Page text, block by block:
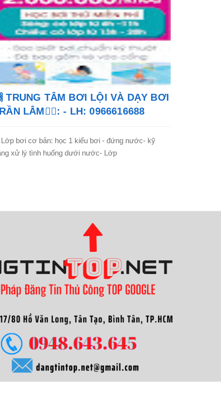
TRUNG TÂM BƠI LỘI VÀ DẠY BƠI
LÂM🏊‍♂️: - LH: 0966616688
Lớp bơi cơ bản: học 1 kiểu bơi - đứng nước- kỹ
xử lý tình huống dưới nước- Lớp